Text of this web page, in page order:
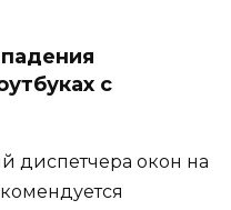
с
диспетчера окон на